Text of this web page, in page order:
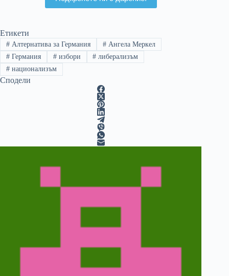
Етикети
#Алтернатива за Германия #Ангела Меркел
#Германия #избори # либерализъм
#национализъм
Сподели